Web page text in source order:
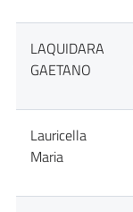
LAQUIDARA
GAETANO
Lauricella
Maria